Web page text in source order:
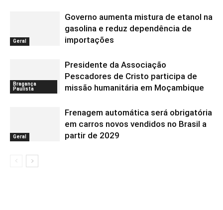
Geral
Governo aumenta mistura de etanol na
gasolina e reduz dependência de
importações
Bragança
Paulista
Presidente da Associação
Pescadores de Cristo participa de
missão humanitária em Moçambique
Geral
Frenagem automática será obrigatória
em carros novos vendidos no Brasil a
partir de 2029